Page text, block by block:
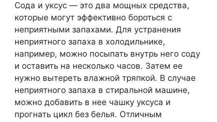
Сода и уксус — это два мощных средства,
которые могут эффективно бороться с
неприятными запахами. Для устранения
неприятного запаха в холодильнике,
например, можно посыпать внутрь него соду
и оставить на несколько часов. Затем ее
нужно вытереть влажной тряпкой. В случае
неприятного запаха в стиральной машине,
можно добавить в нее чашку уксуса и
прогнать цикл без белья. Отличным